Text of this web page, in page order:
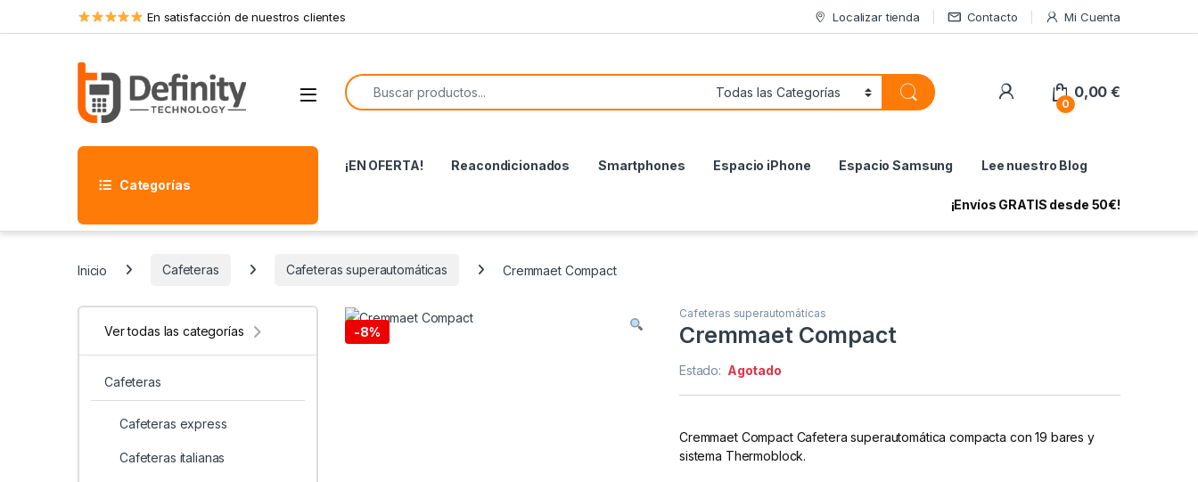
Skip to navigation
Skip to content En satisfacción de nuestros clientes Localizar tienda Contacto Mi Cuenta
Open
Search for:
My Account
0
0,00€
Categorías
¡EN OFERTA! Reacondicionados Smartphones Espacio iPhone Espacio Samsung Lee nuestro Blog
¡Envíos GRATIS desde 50€!
Inicio Cafeteras Cafeteras superautomáticas Cremmaet Compact
-8%
Cafeteras superautomáticas
Cremmaet Compact
Estado: Agotado
Cremmaet Compact Cafetera superautomática compacta con 19 bares y
sistema Thermoblock.
Ver todas las categorías
Cafeteras
Cafeteras express
Cafeteras italianas